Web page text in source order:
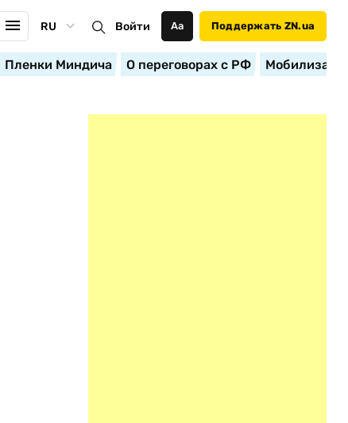
RU Войти Аа Поддержать ZN.ua
Пленки Миндича О переговорах с РФ